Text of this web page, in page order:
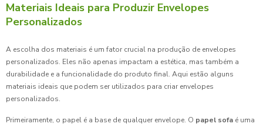
Materiais Ideais para Produzir Envelopes
Personalizados
A escolha dos materiais é um fator crucial na produção de envelopes
personalizados. Eles não apenas impactam a estética, mas também a
durabilidade e a funcionalidade do produto final. Aqui estão alguns
materiais ideais que podem ser utilizados para criar envelopes
personalizados.
Primeiramente, o papel é a base de qualquer envelope. O papel sofa é uma